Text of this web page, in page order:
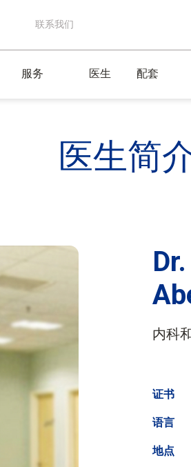
联系我们
服务 医生 配套
医生简
内科
证书
语言
地点